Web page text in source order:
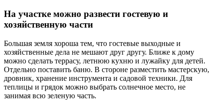
На участке можно развести гостевую и
хозяйственную части
Большая земля хороша тем, что гостевые выходные и
хозяйственные дела не мешают друг другу. Ближе к дому
можно сделать террасу, летнюю кухню и лужайку для детей.
Отдельно поставить баню. В стороне разместить мастерскую,
дровник, хранение инструмента и садовой техники. Для
теплицы и грядок можно выбрать солнечное место, не
занимая всю зеленую часть.